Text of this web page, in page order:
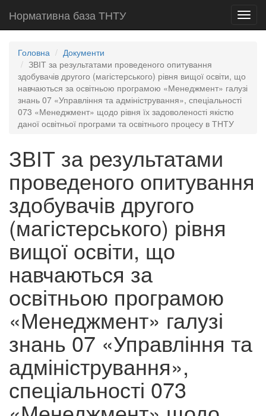
Нормативна база ТНТУ
Головна
Документи
ЗВІТ за результатами проведеного опитування
здобувачів другого (магістерського) рівня вищої освіти, що
навчаються за освітньою програмою «Менеджмент» галузі
знань 07 «Управління та адміністрування», спеціальності
073 «Менеджмент» щодо рівня їх задоволеності якістю
даної освітньої програми та освітнього процесу в ТНТУ
ЗВІТ за результатами
проведеного опитування
здобувачів другого
(магістерського) рівня
вищої освіти, що
навчаються за
освітньою програмою
«Менеджмент» галузі
знань 07 «Управління та
адміністрування»,
спеціальності 073